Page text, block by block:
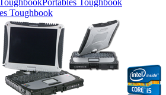
Portables Toughbook
Toughbook